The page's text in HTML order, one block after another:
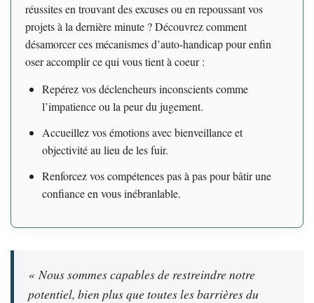
réussites en trouvant des excuses ou en repoussant vos
projets à la dernière minute ? Découvrez comment
désamorcer ces mécanismes d’auto-handicap pour enfin
oser accomplir ce qui vous tient à coeur :
Repérez vos déclencheurs inconscients comme
l’impatience ou la peur du jugement.
Accueillez vos émotions avec bienveillance et
objectivité au lieu de les fuir.
Renforcez vos compétences pas à pas pour bâtir une
confiance en vous inébranlable.
« Nous sommes capables de restreindre notre
potentiel, bien plus que toutes les barrières du